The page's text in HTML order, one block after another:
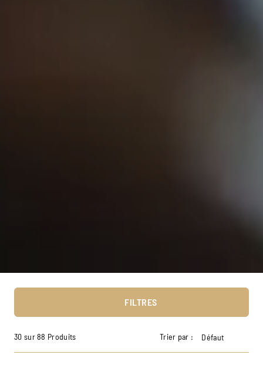
FILTRES
30 sur 88 Produits Trier par : Défaut